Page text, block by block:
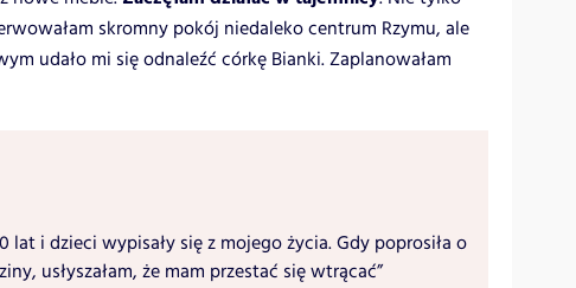
skromny pokój niedaleko centrum Rzymu, ale
udało mi się odnaleźć córkę Bianki. Zaplanowałam
lat i dzieci wypisały się z mojego życia. Gdy poprosiła o
usłyszałam, że mam przestać się wtrącać”